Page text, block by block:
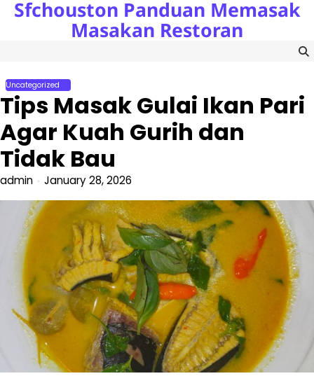
SkipSfchouston Panduan Memasak
Masakan Restoran
Uncategorized
Tips Masak Gulai Ikan Pari
Agar Kuah Gurih dan
Tidak Bau
admin January 28, 2026